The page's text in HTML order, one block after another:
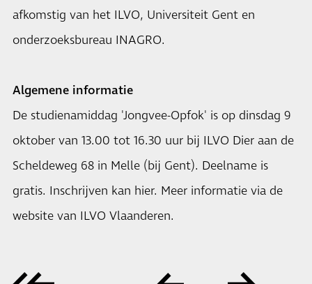
afkomstig van het ILVO, Universiteit Gent en
onderzoeksbureau INAGRO.
Algemene informatie
De studienamiddag 'Jongvee-Opfok' is op dinsdag 9
oktober van 13.00 tot 16.30 uur bij ILVO Dier aan de
Scheldeweg 68 in Melle (bij Gent). Deelname is
gratis. Inschrijven kan hier. Meer informatie via de
website van ILVO Vlaanderen.